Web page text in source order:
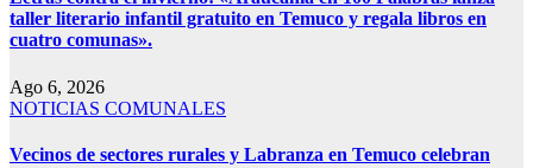
taller literario infantil gratuito en Temuco y regala libros en
cuatro comunas».
Ago 6, 2026
NOTICIAS COMUNALES
Vecinos de sectores rurales y Labranza en Temuco celebran